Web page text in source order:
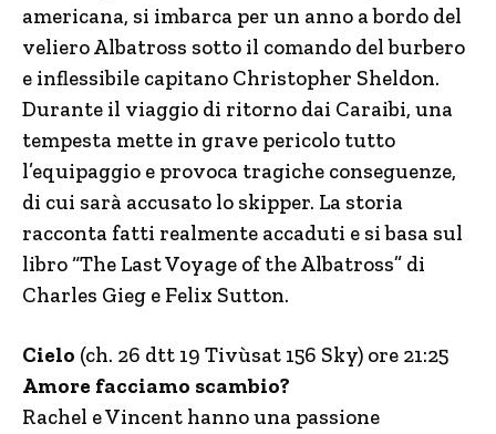
americana, si imbarca per un anno a bordo del
veliero Albatross sotto il comando del burbero
e inflessibile capitano Christopher Sheldon.
Durante il viaggio di ritorno dai Caraibi, una
tempesta mette in grave pericolo tutto
l’equipaggio e provoca tragiche conseguenze,
di cui sarà accusato lo skipper. La storia
racconta fatti realmente accaduti e si basa sul
libro “The Last Voyage of the Albatross” di
Charles Gieg e Felix Sutton.
Cielo (ch. 26 dtt 19 Tivùsat 156 Sky) ore 21:25
Amore facciamo scambio?
Rachel e Vincent hanno una passione